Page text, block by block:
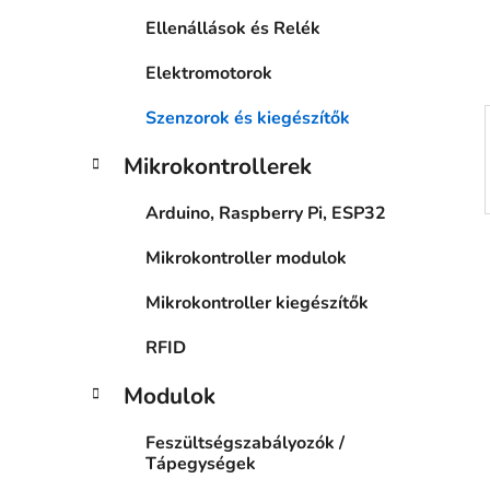
Ellenállások és Relék
Elektromotorok
Szenzorok és kiegészítők
Mikrokontrollerek
Arduino, Raspberry Pi, ESP32
Mikrokontroller modulok
Mikrokontroller kiegészítők
RFID
Modulok
Feszültségszabályozók /
Tápegységek